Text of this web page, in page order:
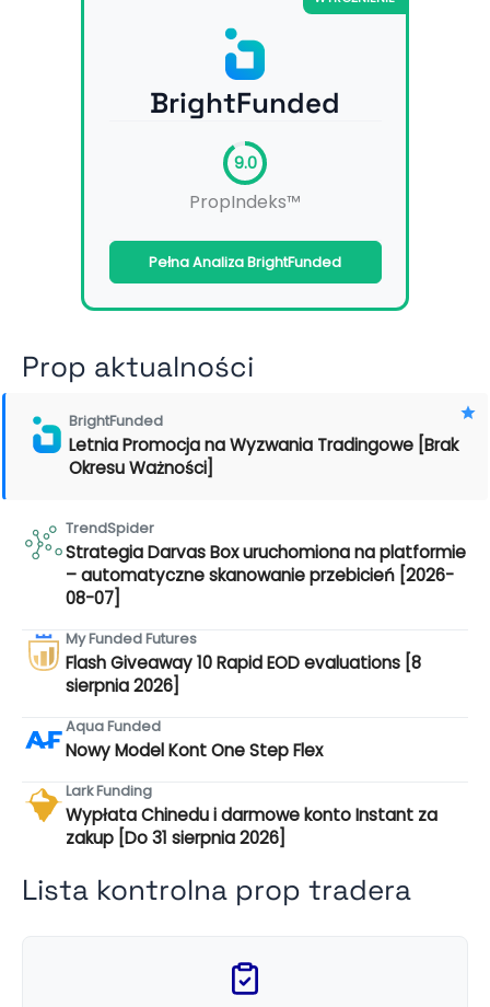
BrightFunded
9.0
PropIndeks™
Pełna Analiza BrightFunded
Prop aktualności
BrightFunded
Letnia Promocja na Wyzwania Tradingowe [Brak
Okresu Ważności]
TrendSpider
Strategia Darvas Box uruchomiona na platformie
– automatyczne skanowanie przebicień [2026-
08-07]
My Funded Futures
Flash Giveaway 10 Rapid EOD evaluations [8
sierpnia 2026]
Aqua Funded
Nowy Model Kont One Step Flex
Lark Funding
Wypłata Chinedu i darmowe konto Instant za
zakup [Do 31 sierpnia 2026]
Lista kontrolna prop tradera